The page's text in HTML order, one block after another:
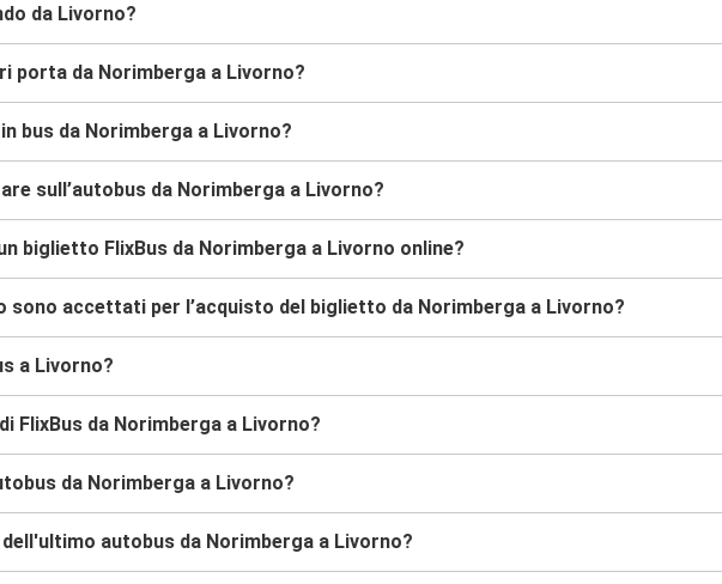
da Livorno?
porta da Norimberga a Livorno?
bus da Norimberga a Livorno?
sull’autobus da Norimberga a Livorno?
biglietto FlixBus da Norimberga a Livorno online?
sono accettati per l’acquisto del biglietto da Norimberga a Livorno?
a Livorno?
FlixBus da Norimberga a Livorno?
da Norimberga a Livorno?
autobus da Norimberga a Livorno?